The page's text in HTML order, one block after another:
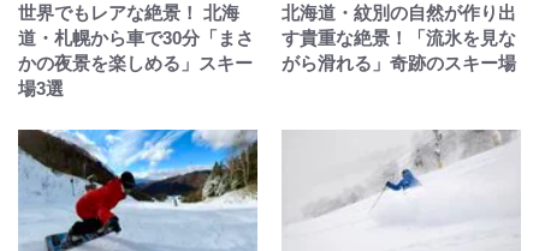
世界でもレアな絶景！ 北海
道・札幌から車で30分「まさ
かの夜景を楽しめる」スキー
場3選
北海道・紋別の自然が作り出
す貴重な絶景！「流氷を見な
がら滑れる」奇跡のスキー場